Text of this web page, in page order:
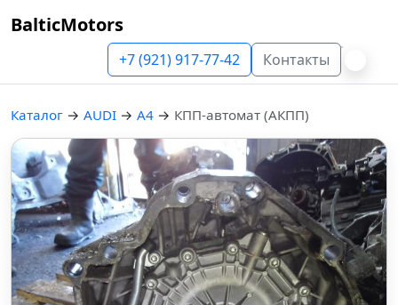
BalticMotors
+7 (921) 917-77-42 Контакты
Каталог → AUDI → A4 → КПП-автомат (АКПП)